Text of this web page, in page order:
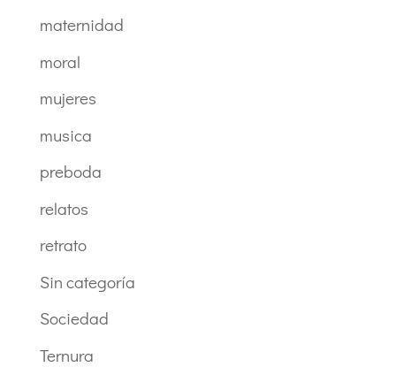
maternidad
moral
mujeres
musica
preboda
relatos
retrato
Sin categoría
Sociedad
Ternura